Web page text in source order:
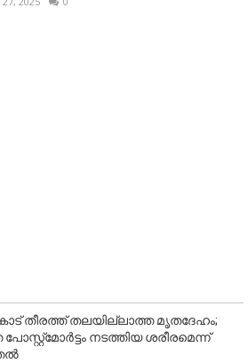
തീരത്ത് തലയില്ലാത്ത മൃതദേഹം;
നടത്തിയ ശരീരമെന്ന്